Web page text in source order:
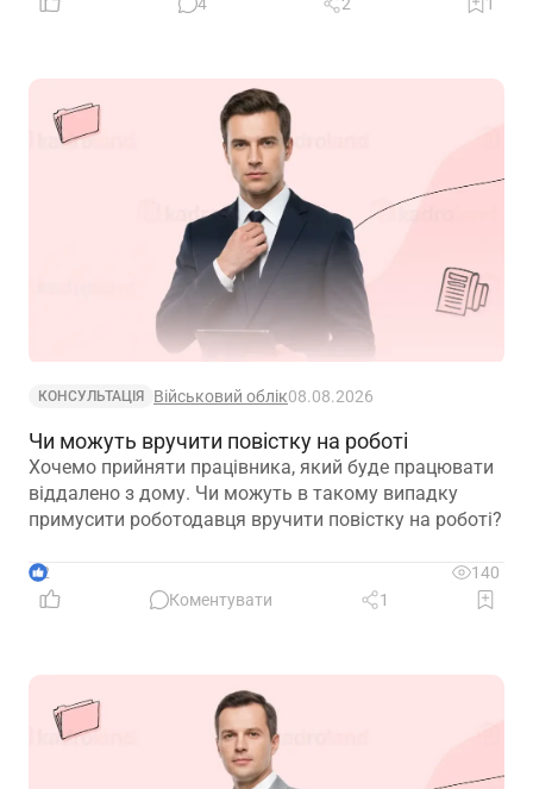
4 2 1
КОНСУЛЬТАЦІЯ Військовий облік08.08.2026
Чи можуть вручити повістку на роботі
Хочемо прийняти працівника, який буде працювати
віддалено з дому. Чи можуть в такому випадку
примусити роботодавця вручити повістку на роботі?
2
140
Коментувати
1